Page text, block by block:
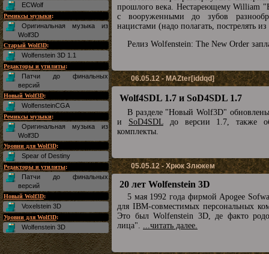
ECWolf
Ремиксы музыки:
Оригинальная музыка из
Wolf3D
Старый Wolf3D:
Wolfenstein 3D 1.1
Редакторы и утилиты:
Патчи до финальных
версий
Новый Wolf3D:
WolfensteinCGA
Ремиксы музыки:
Оригинальная музыка из
Wolf3D
Уровни для Wolf3D:
Spear of Destiny
Редакторы и утилиты:
Патчи до финальных
версий
Новый Wolf3D:
Voxelstein 3D
Уровни для Wolf3D:
Wolfenstein 3D
прошлого века. Нестареющему William
с вооруженными до зубов
нацистами (надо полагать, пострелять
Релиз Wolfenstein: The New Order
06.05.12 - MAZter[iddqd]
Wolf4SDL 1.7 и SoD4SDL 1.7
В разделе "Новый Wolf3D"
и SoD4SDLдо версии 1.7, также
комплекты.
05.05.12 - Хрюк Злюкем
20 лет Wolfenstein 3D
5 мая 1992 года фирмой Apogee
для IBM-совместимых персональных
Это был Wolfenstein 3D, де факто
лица". ...читать далее.